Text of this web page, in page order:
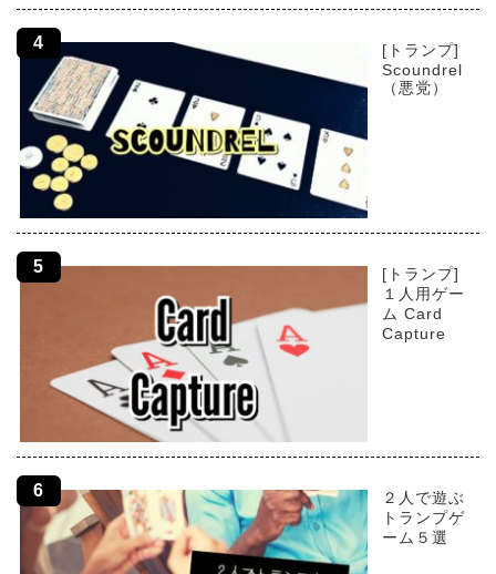
[トランプ]
Scoundrel
（悪党）
[トランプ]
１人用ゲー
ム Card
Capture
２人で遊ぶ
トランプゲ
ーム５選